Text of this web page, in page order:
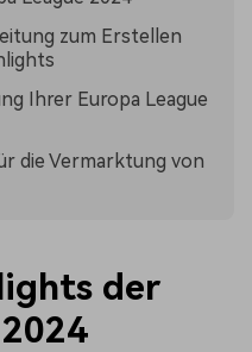
zum Erstellen
Ihrer Europa League
die Vermarktung von
der